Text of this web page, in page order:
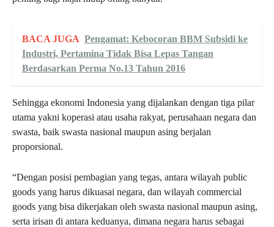
BACA JUGA Pengamat: Kebocoran BBM Subsidi ke
Industri, Pertamina Tidak Bisa Lepas Tangan
Berdasarkan Perma No.13 Tahun 2016
Sehingga ekonomi Indonesia yang dijalankan dengan tiga pilar
utama yakni koperasi atau usaha rakyat, perusahaan negara dan
swasta, baik swasta nasional maupun asing berjalan
proporsional.
“Dengan posisi pembagian yang tegas, antara wilayah public
goods yang harus dikuasai negara, dan wilayah commercial
goods yang bisa dikerjakan oleh swasta nasional maupun asing,
serta irisan di antara keduanya, dimana negara harus sebagai